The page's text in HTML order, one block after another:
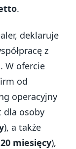
.
deklaruje
z
W ofercie
od
operacyjny
dla osoby
), a także
miesięcy),